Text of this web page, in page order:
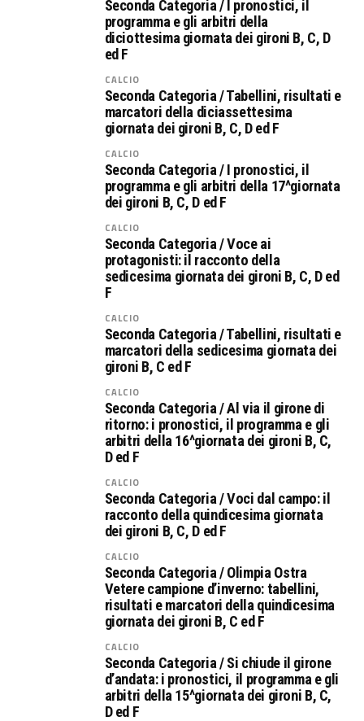
Seconda Categoria / I pronostici, il
programma e gli arbitri della
diciottesima giornata dei gironi B, C, D
ed F
CALCIO
Seconda Categoria / Tabellini, risultati e
marcatori della diciassettesima
giornata dei gironi B, C, D ed F
CALCIO
Seconda Categoria / I pronostici, il
programma e gli arbitri della 17^giornata
dei gironi B, C, D ed F
CALCIO
Seconda Categoria / Voce ai
protagonisti: il racconto della
sedicesima giornata dei gironi B, C, D ed
F
CALCIO
Seconda Categoria / Tabellini, risultati e
marcatori della sedicesima giornata dei
gironi B, C ed F
CALCIO
Seconda Categoria / Al via il girone di
ritorno: i pronostici, il programma e gli
arbitri della 16^giornata dei gironi B, C,
D ed F
CALCIO
Seconda Categoria / Voci dal campo: il
racconto della quindicesima giornata
dei gironi B, C, D ed F
CALCIO
Seconda Categoria / Olimpia Ostra
Vetere campione d’inverno: tabellini,
risultati e marcatori della quindicesima
giornata dei gironi B, C ed F
CALCIO
Seconda Categoria / Si chiude il girone
d’andata: i pronostici, il programma e gli
arbitri della 15^giornata dei gironi B, C,
D ed F